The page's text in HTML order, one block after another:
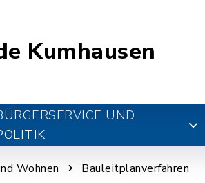
Kumhausen
UND
Wohnen Bauleitplanverfahren